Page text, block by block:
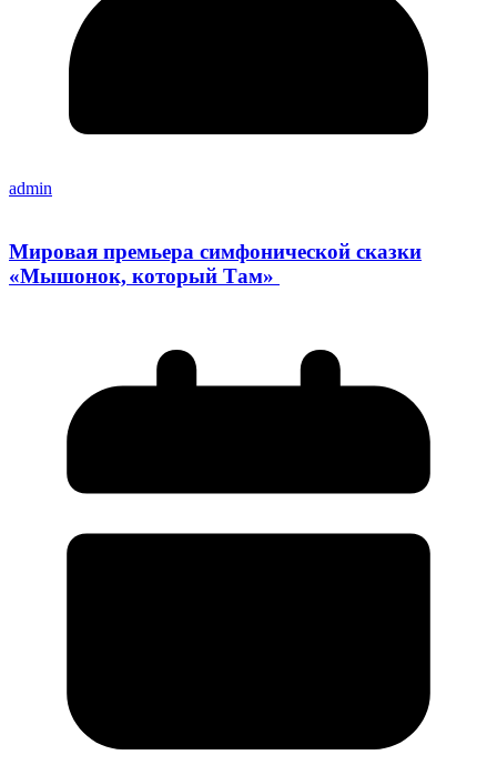
admin
Мировая премьера симфонической сказки
«Мышонок, который Там»